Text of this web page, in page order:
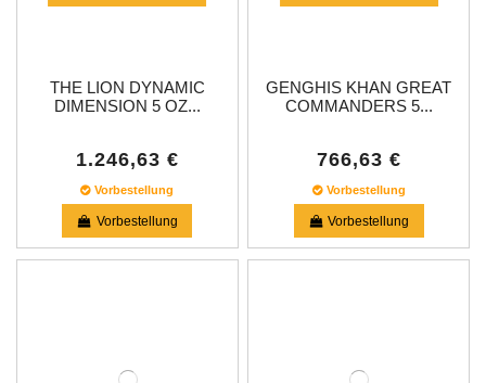
THE LION DYNAMIC
DIMENSION 5 OZ...
1.246,63 €
Vorbestellung
Vorbestellung
GENGHIS KHAN GREAT
COMMANDERS 5...
766,63 €
Vorbestellung
Vorbestellung